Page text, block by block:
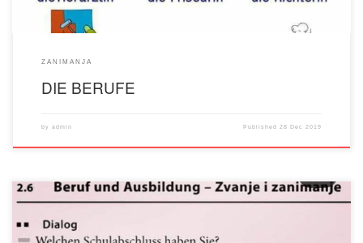
ZANIMANJA
DIE BERUFE
by admin Published 28 Dec 2019